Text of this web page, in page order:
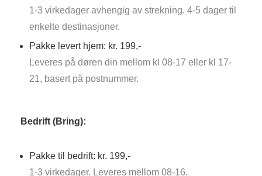
1-3 virkedager avhengig av strekning. 4-5 dager til
enkelte destinasjoner.
Pakke levert hjem: kr. 199,-
Leveres på døren din mellom kl 08-17 eller kl 17-
21, basert på postnummer.
Bedrift (Bring):
Pakke til bedrift: kr. 199,-
1-3 virkedager. Leveres mellom 08-16.